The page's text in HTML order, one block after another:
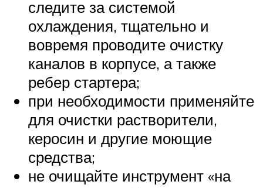
следите за системой
охлаждения, тщательно и
вовремя проводите очистку
каналов в корпусе, а также
ребер стартера;
при необходимости применяйте
для очистки растворители,
керосин и другие моющие
средства;
не очищайте инструмент «на